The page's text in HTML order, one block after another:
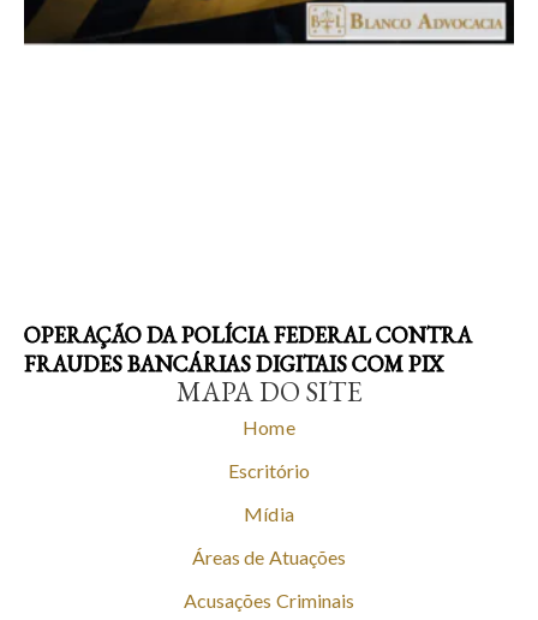
OPERAÇÃO DA POLÍCIA FEDERAL CONTRA
FRAUDES BANCÁRIAS DIGITAIS COM PIX
MAPA DO SITE
Home
Escritório
Mídia
Áreas de Atuações
Acusações Criminais